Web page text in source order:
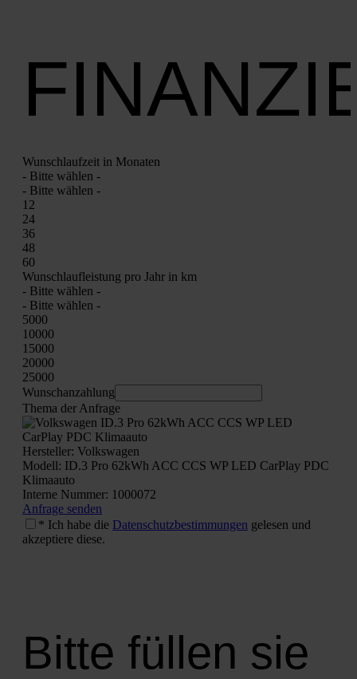
Wunsch­lauf­zeit in Mona­ten
- Bit­te wäh­len -
- Bit­te wäh­len -
12
24
36
48
60
Wunsch­lauf­leis­tung pro Jahr in km
- Bit­te wäh­len -
- Bit­te wäh­len -
5000
10000
15000
20000
25000
Wunschan­zah­lung
The­ma der Anfra­ge
Her­stel­ler: Volks­wa­gen
Modell: ID.3 Pro 62kWh ACC CCS WP LED Car­Play PDC
Kli­ma­au­to
Inter­ne Num­mer: 1000072
Anfra­ge sen­den
* Ich habe die Daten­schutz­be­stim­mun­gen gele­sen und
akzep­tie­re die­se.
Bitte füllen sie